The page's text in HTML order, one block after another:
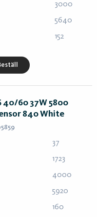
3000
5640
152
40/60 37W 5800
840 White
37
1723
4000
5920
160